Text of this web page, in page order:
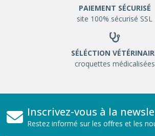
PAIEMENT SÉCURISÉ
site 100% sécurisé SSL
SÉLÉCTION
croquettes médicalisées
Inscrivez-vous à la
Restez informé sur les offres et les